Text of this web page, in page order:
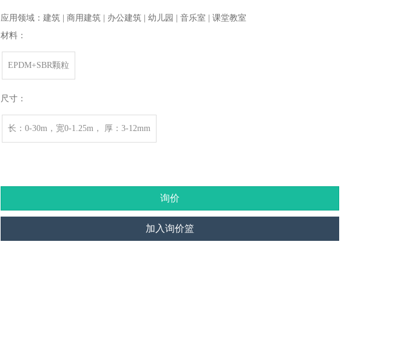
应用领域：建筑 | 商用建筑 | 办公建筑 | 幼儿园 | 音乐室 | 课堂教室
材料：
EPDM+SBR颗粒
尺寸：
长：0-30m，宽0-1.25m， 厚：3-12mm
询价
加入询价篮